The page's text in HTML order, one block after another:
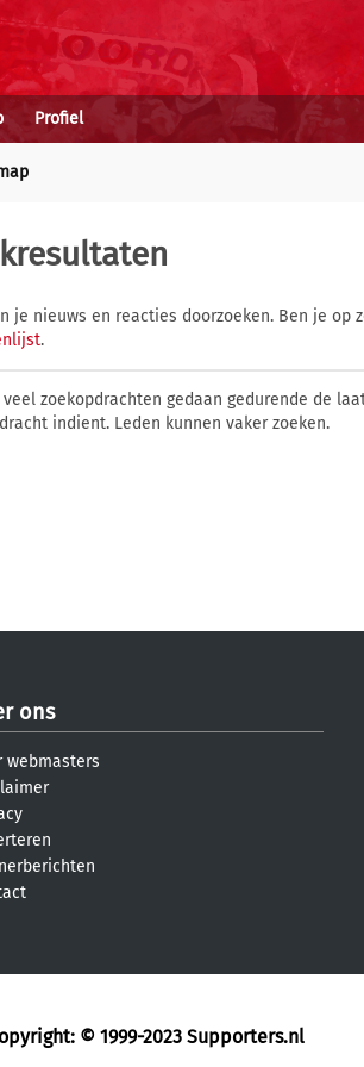
Profiel
je nieuws en reacties doorzoeken. Ben je op
.
veel zoekopdrachten gedaan gedurende de
indient. Leden kunnen vaker zoeken.
ons
webmasters
© 1999-2023 Supporters.nl